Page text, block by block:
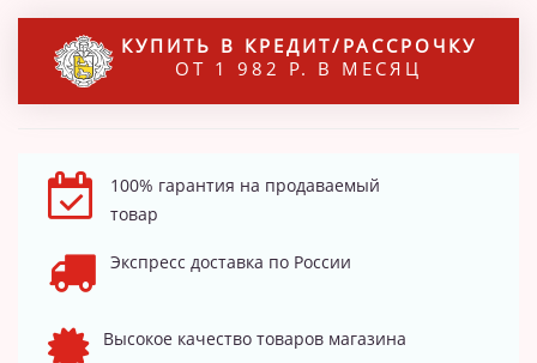
КУПИТЬ В КРЕДИТ/РАССРОЧКУ
ОТ 1 982 Р. В МЕСЯЦ
100% гарантия на продаваемый
товар
Экспресс доставка по России
Высокое качество товаров магазина